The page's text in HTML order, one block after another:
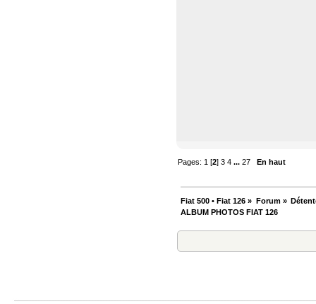
Pages: 1 [2]3 4 ...27 En haut
Fiat 500 • Fiat 126 » Forum»
ALBUM PHOTOS FIAT 126